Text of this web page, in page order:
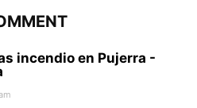
incendio en Pujerra -